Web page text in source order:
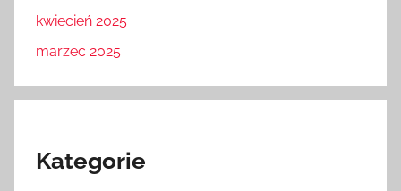
kwiecień 2025
marzec 2025
Kategorie